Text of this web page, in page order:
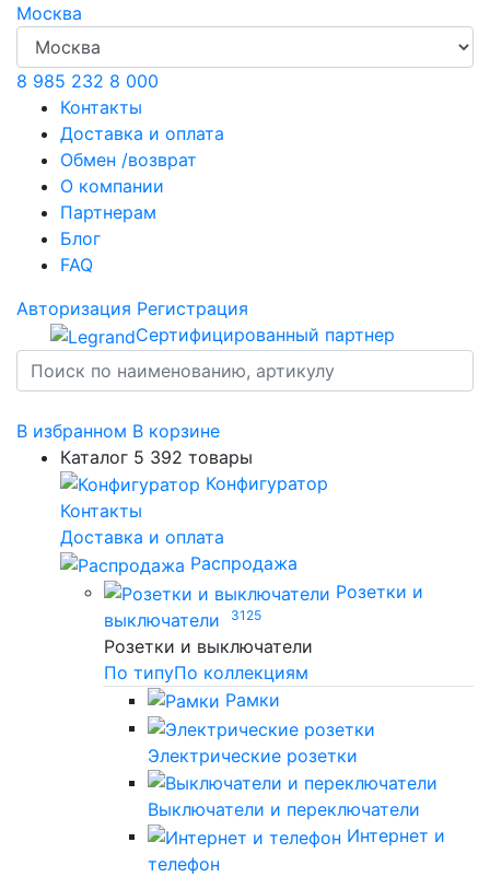
Москва
8 985 232 8 000
Контакты
Доставка и оплата
Обмен /возврат
О компании
Партнерам
Блог
FAQ
Авторизация Регистрация
Сертифицированный партнер
В избранном В корзине
Каталог 5 392 товары
Конфигуратор
Контакты
Доставка и оплата
Распродажа
Розетки и
выключатели
3125
Розетки и выключатели
По типуПо коллекциям
Рамки
Электрические розетки
Выключатели и переключатели
Интернет и
телефон